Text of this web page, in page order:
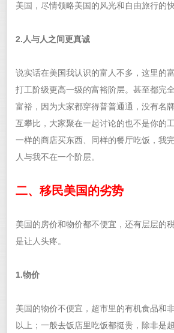
美国，尽情领略美国的风光和自由旅行的快
2.人与人之间更真诚
说实话在美国我认识的富人不多，这里的
打工阶级更高一级的富裕阶层。甚至都完
富裕，因为大家都穿得普普通通，没有名
互攀比，大家聚在一起讨论的也不是你的
一样的商店买东西、同样的餐厅吃饭，我
人与我不在一个阶层。
二、移民美国的劣势
美国的房价和物价都不便宜，还有层层的
是让人头疼。
1.物价
美国的物价不便宜，超市里的有机食品和
以上；一般去饭店里吃饭都挺贵，除非是